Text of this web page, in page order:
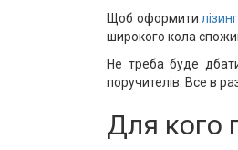
Щоб оформити
широкого кола
Не треба буде
поручителів. Все в
Для кого